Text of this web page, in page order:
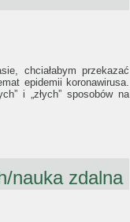
chciałabym przekazać
epidemii koronawirusa.
i „złych” sposobów na
nauka zdalna